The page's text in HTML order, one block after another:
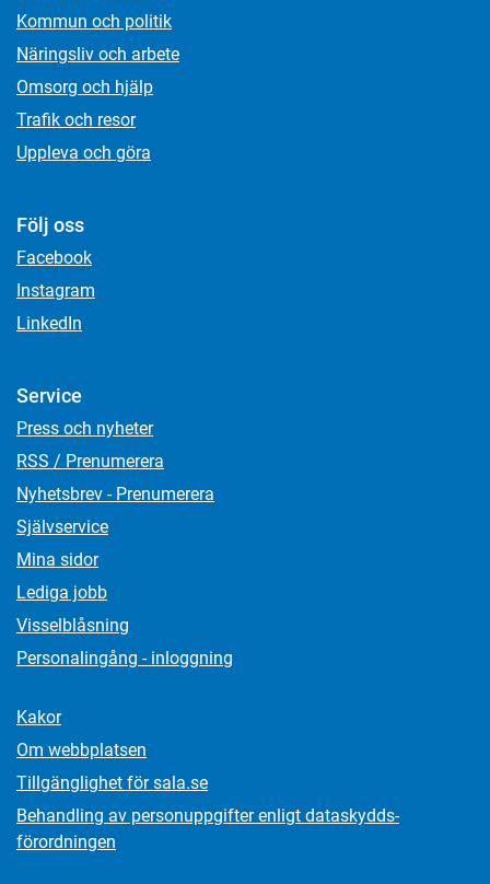
Kommun och politik
Näringsliv och arbete
Omsorg och hjälp
Trafik och resor
Uppleva och göra
Följ oss
Facebook
Instagram
LinkedIn
Service
Press och nyheter
RSS / Prenumerera
Nyhetsbrev - Prenumerera
Självservice
Mina sidor
Lediga jobb
Visselblåsning
Personalingång - inloggning
Kakor
Om webbplatsen
Tillgänglighet för sala.se
Behandling av personuppgifter enligt dataskydds­
förordningen